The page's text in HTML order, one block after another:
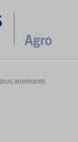
anemones